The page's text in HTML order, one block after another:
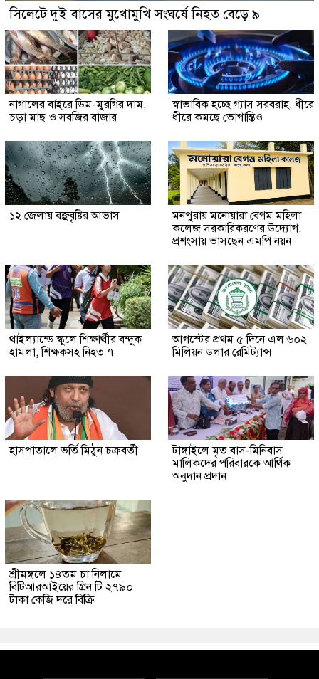
সিলেটে দুই বাসের মুখোমুখি সংঘর্ষে নিহত বেড়ে ৯
নাগালের বাইরে ডিম-মুরগির দাম,
চড়া মাছ ও সবজির বাজার
স্বাভাবিক হচ্ছে গ্যাস সরবরাহ, ধীরে
ধীরে কমছে ভোগান্তিও
১২ জেলায় বজ্রবৃষ্টির আভাস
মনপুরায় মনোয়ারা বেগম মহিলা
কলেজ সরকারিকরণের উদ্যোগ:
প্রশংসায় ভাসছেন এমপি নয়ন
থাইল্যান্ডে স্কুলে শিক্ষার্থীর বন্দুক
হামলা, শিক্ষকসহ নিহত ৭
আগস্টের প্রথম ৫ দিনে এল ৬০২
মিলিয়ন ডলার রেমিট্যান্স
হাসপাতালে ভর্তি মিঠুন চক্রবর্তী
টাঙ্গাইলে মৃত বাস-মিনিবাস
মালিকদের পরিবারকে আর্থিক
অনুদান প্রদান
শ্রীমঙ্গলে ১৪তম চা নিলামে
বিটিআরআইয়ের গ্রিন টি ২৭৯০
টাকা কেজি দরে বিক্রি